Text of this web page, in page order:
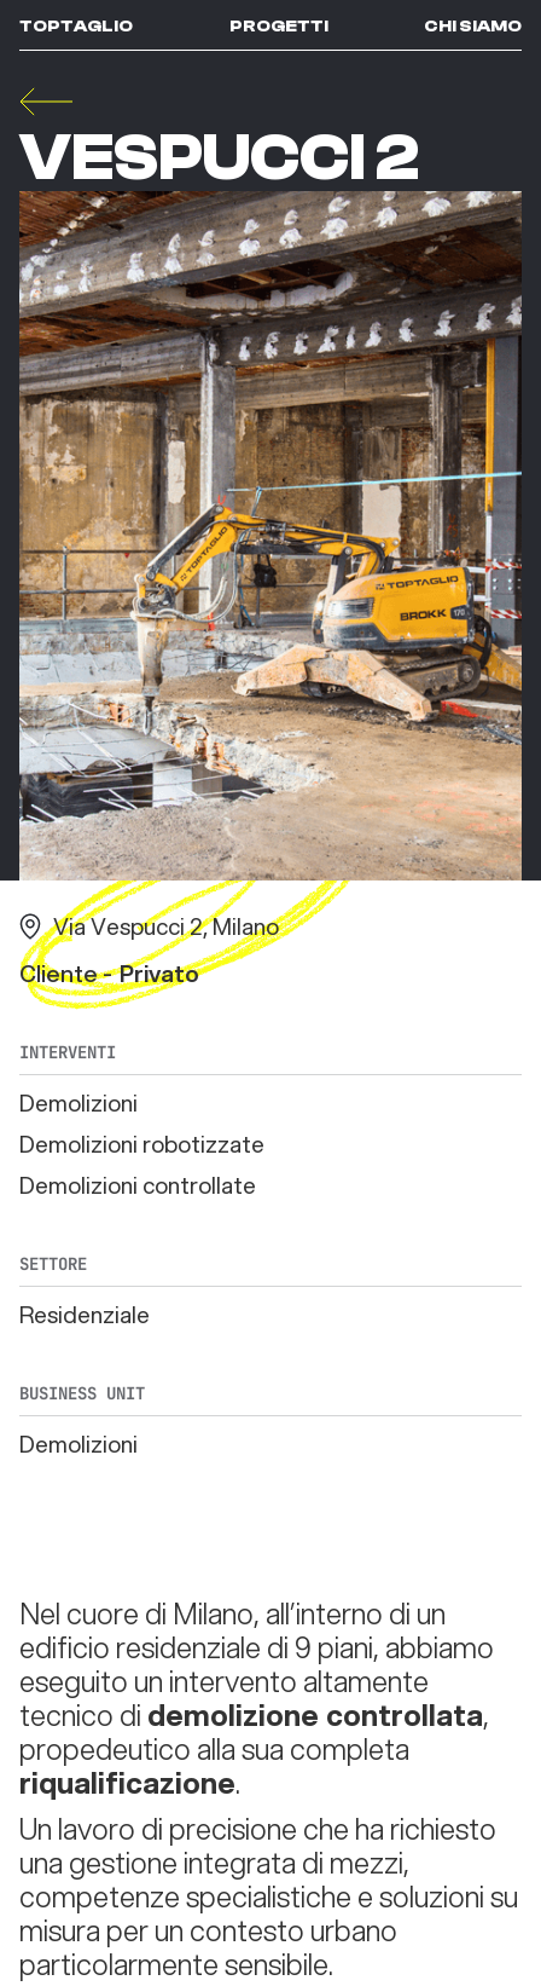
TOPTAGLIO PROGETTI CHI SIAMO
VESPUCCI 2
Via Vespucci 2, Milano
Cliente - Privato
INTERVENTI
Demolizioni
Demolizioni robotizzate
Demolizioni controllate
SETTORE
Residenziale
BUSINESS UNIT
Demolizioni
Nel cuore di Milano, all’interno di un
edificio residenziale di 9 piani, abbiamo
eseguito un intervento altamente
tecnico di demolizione controllata,
propedeutico alla sua completa
riqualificazione.
Un lavoro di precisione che ha richiesto
una gestione integrata di mezzi,
competenze specialistiche e soluzioni su
misura per un contesto urbano
particolarmente sensibile.